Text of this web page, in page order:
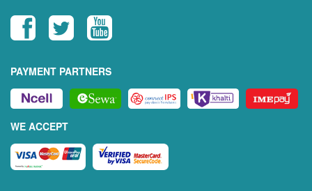
PAYMENT PARTNERS
WE ACCEPT